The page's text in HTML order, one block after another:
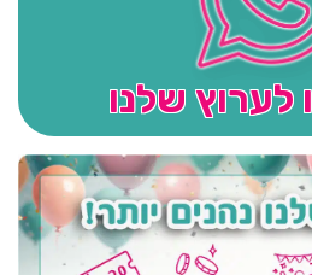
לערוץ שלנו